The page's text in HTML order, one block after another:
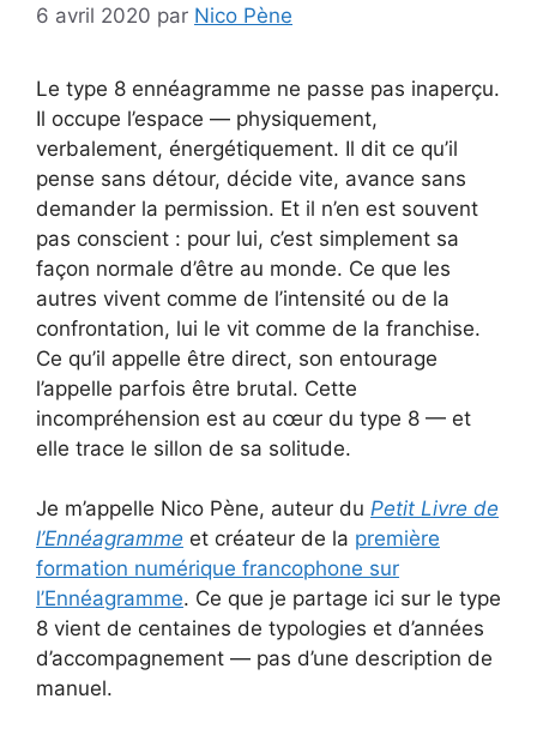
6 avril 2020 par Nico Pène
Le type 8 ennéagramme ne passe pas inaperçu.
Il occupe l’espace — physiquement,
verbalement, énergétiquement. Il dit ce qu’il
pense sans détour, décide vite, avance sans
demander la permission. Et il n’en est souvent
pas conscient : pour lui, c’est simplement sa
façon normale d’être au monde. Ce que les
autres vivent comme de l’intensité ou de la
confrontation, lui le vit comme de la franchise.
Ce qu’il appelle être direct, son entourage
l’appelle parfois être brutal. Cette
incompréhension est au cœur du type 8 — et
elle trace le sillon de sa solitude.
Je m’appelle Nico Pène, auteur du Petit Livre de
l’Ennéagramme et créateur de la première
formation numérique francophone sur
l’Ennéagramme. Ce que je partage ici sur le type
8 vient de centaines de typologies et d’années
d’accompagnement — pas d’une description de
manuel.